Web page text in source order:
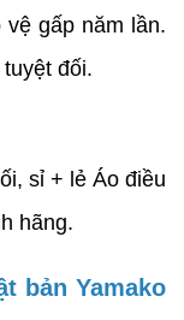
gấp năm lần.
đối.
sỉ + lẻ Áo điều
hãng.
bản Yamako